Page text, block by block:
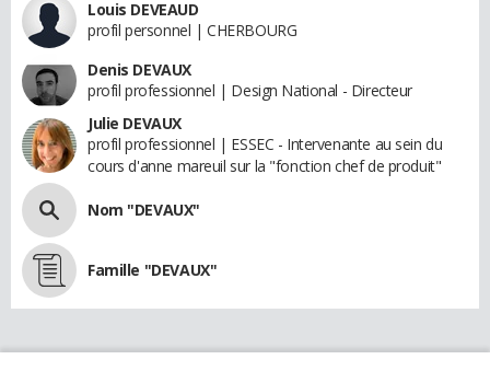
Louis DEVEAUD
profil personnel | CHERBOURG
Denis DEVAUX
profil professionnel | Design National - Directeur
Julie DEVAUX
profil professionnel | ESSEC - Intervenante au sein du
cours d'anne mareuil sur la "fonction chef de produit"
Nom "DEVAUX"
Famille "DEVAUX"